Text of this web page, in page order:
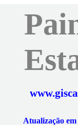
Atualização